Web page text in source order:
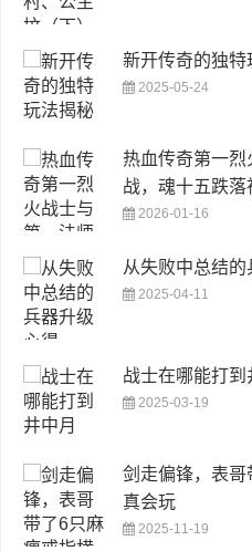
新开传奇的独特
2025-05-24
热血传奇第一烈
战，魂十五跌
2026-01-16
从失败中总结
2025-04-11
战士在哪能打到
2025-03-19
剑走偏锋，表哥
真会玩
2025-11-19